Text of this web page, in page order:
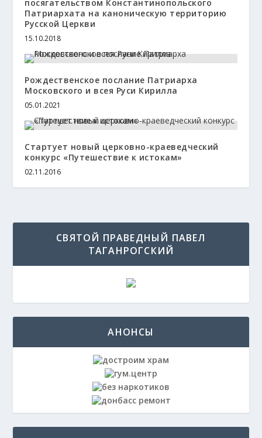
посягательством Константинопольского
Патриархата на каноническую территорию
Русской Церкви
15.10.2018
Рождественское послание Патриарха
Московского и всея Руси Кирилла
05.01.2021
Стартует новый церковно-краеведческий
конкурс «Путешествие к истокам»
02.11.2016
СВЯТОЙ ПРАВЕДНЫЙ ПАВЕЛ
ТАГАНРОГСКИЙ
АНОНСЫ